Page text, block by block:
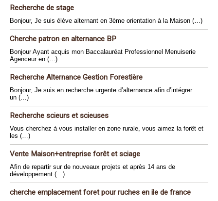
Recherche de stage
Bonjour, Je suis élève alternant en 3ème orientation à la Maison (…)
Cherche patron en alternance BP
Bonjour Ayant acquis mon Baccalauréat Professionnel Menuiserie
Agenceur en (…)
Recherche Alternance Gestion Forestière
Bonjour, Je suis en recherche urgente d’alternance afin d’intégrer
un (…)
Recherche scieurs et scieuses
Vous cherchez à vous installer en zone rurale, vous aimez la forêt et
les (…)
Vente Maison+entreprise forêt et sciage
Afin de repartir sur de nouveaux projets et après 14 ans de
développement (…)
cherche emplacement foret pour ruches en ile de france